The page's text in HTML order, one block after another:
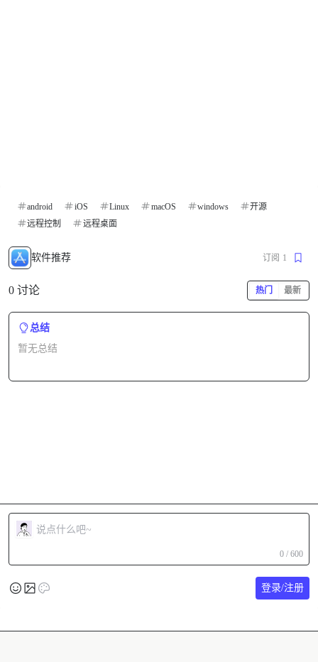
android iOS Linux macOS windows
开源
远程控制
远程桌面
软件推荐 订阅 1
0 讨论 热门 最新
总结
暂无总结
0 / 600
登录/注册